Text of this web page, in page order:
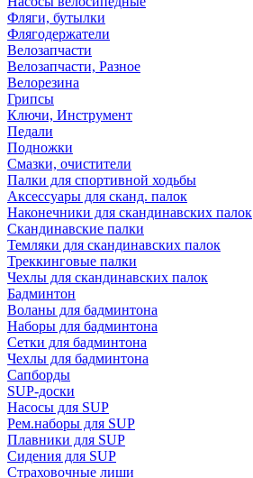
Фляги, бутылки
Флягодержатели
Велозапчасти
Велозапчасти, Разное
Велорезина
Грипсы
Ключи, Инструмент
Педали
Подножки
Смазки, очистители
Палки для спортивной ходьбы
Аксессуары для сканд. палок
Наконечники для скандинавских палок
Скандинавские палки
Темляки для скандинавских палок
Треккинговые палки
Чехлы для скандинавских палок
Бадминтон
Воланы для бадминтона
Наборы для бадминтона
Сетки для бадминтона
Чехлы для бадминтона
Сапборды
SUP-доски
Насосы для SUP
Рем.наборы для SUP
Плавники для SUP
Сидения для SUP
Страховочные лиши